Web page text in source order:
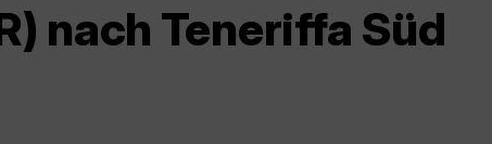
nach Teneriffa Süd